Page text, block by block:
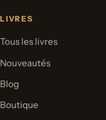
LIVRES
Tous les livres
Nouveautés
Blog
Boutique